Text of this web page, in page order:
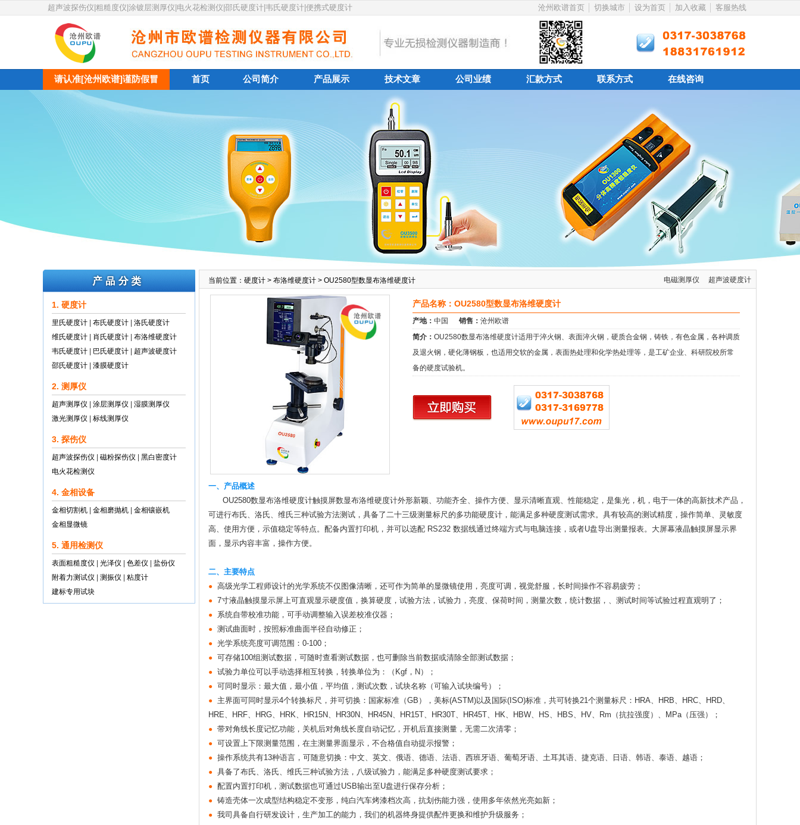
超声波探伤仪|粗糙度仪|涂镀层测厚仪|电火花检测仪|邵氏硬度计|韦氏硬度计|便携式硬度计 沧州欧谱首页 切换城市 设为首页 加入收藏 客服热线
请认准[沧州欧谱]谨防假冒 首页 公司简介 产品展示 技术文章 公司业绩 汇款方式 联系方式 在线咨询
1. 硬度计
里氏硬度计 布氏硬度计
洛氏硬度计
维氏硬度计
肖氏硬度计
布洛维硬度计
韦氏硬度计
巴氏硬度计
超声波硬度计
邵氏硬度计
漆膜硬度计
2. 测厚仪
超声测厚仪 涂层测厚仪
湿膜测厚仪
激光测厚仪
标线测厚仪
3. 探伤仪
超声波探伤仪 磁粉探伤仪
黑白密度计
电火花检测仪
4. 金相设备
金相切割机 金相磨抛机
金相镶嵌机
金相显微镜
5. 通用检测仪
表面粗糙度仪 光泽仪 色差仪
盐份仪
附着力测试仪
测振仪
粘度计
建标专用试块
当前位置： 硬度计 > 布洛维硬度计 > OU2580型数显布洛维硬度计 电磁测厚仪 超声波硬度计
产品名称：OU2580型数显布洛维硬度计
产地： 中国 销售： 沧州欧谱
简介： OU2580数显布洛维硬度计适用于淬火钢、表面淬火钢，硬质合金钢，铸铁，有色金属，各种调质
及退火钢，硬化薄钢板，也适用交软的金属，表面热处理和化学热处理等，是工矿企业、科研院校所常
备的硬度试验机。
一、产品概述
OU2580数显布洛维硬度计触摸屏数显布洛维硬度计外形新颖、功能齐全、操作方便、显示清晰直观、性能稳定，是集光，机，电于一体的高新技术产品，
可进行布氏、洛氏、维氏三种试验方法测试，具备了二十三级测量标尺的多功能硬度计，能满足多种硬度测试需求。具有较高的测试精度，操作简单、灵敏度
高、使用方便，示值稳定等特点。配备内置打印机，并可以选配 RS232 数据线通过终端方式与电脑连接，或者U盘导出测量报表。大屏幕液晶触摸屏显示界
面，显示内容丰富，操作方便。
二、主要特点
● 高级光学工程师设计的光学系统不仅图像清晰，还可作为简单的显微镜使用，亮度可调，视觉舒服，长时间操作不容易疲劳；
● 7寸液晶触摸显示屏上可直观显示硬度值，换算硬度，试验方法，试验力，亮度、保荷时间，测量次数，统计数据，、测试时间等试验过程直观明了；
● 系统自带校准功能，可手动调整输入误差校准仪器；
● 测试曲面时，按照标准曲面半径自动修正；
● 光学系统亮度可调范围：0-100；
● 可存储100组测试数据，可随时查看测试数据，也可删除当前数据或清除全部测试数据；
● 试验力单位可以手动选择相互转换，转换单位为：（Kgf，N）；
● 可同时显示：最大值，最小值，平均值，测试次数，试块名称（可输入试块编号）；
●
主界面可同时显示4个转换标尺，并可切换：国家标准（GB），美标(ASTM)以及国际(ISO)标准，共可转换21个测量标尺：HRA、HRB、HRC、HRD、
HRE、HRF、HRG、HRK、HR15N、HR30N、HR45N、HR15T、HR30T、HR45T、HK、HBW、HS、HBS、HV、Rm（抗拉强度）、MPa（压强）；
● 带对角线长度记忆功能，关机后对角线长度自动记忆，开机后直接测量，无需二次清零；
● 可设置上下限测量范围，在主测量界面显示，不合格值自动提示报警；
● 操作系统共有13种语言，可随意切换：中文、英文、俄语、德语、法语、西班牙语、葡萄牙语、土耳其语、捷克语、日语、韩语、泰语、越语；
● 具备了布氏、洛氏、维氏三种试验方法，八级试验力，能满足多种硬度测试要求；
● 配置内置打印机，测试数据也可通过USB输出至U盘进行保存分析；
● 铸造壳体一次成型结构稳定不变形，纯白汽车烤漆档次高，抗划伤能力强，使用多年依然光亮如新；
● 我司具备自行研发设计，生产加工的能力，我们的机器终身提供配件更换和维护升级服务；